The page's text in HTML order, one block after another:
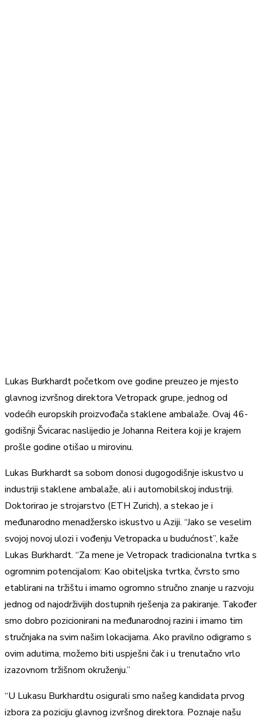
Lukas Burkhardt početkom ove godine preuzeo je mjesto
glavnog izvršnog direktora Vetropack grupe, jednog od
vodećih europskih proizvođača staklene ambalaže. Ovaj 46-
godišnji Švicarac naslijedio je Johanna Reitera koji je krajem
prošle godine otišao u mirovinu.
Lukas Burkhardt sa sobom donosi dugogodišnje iskustvo u
industriji staklene ambalaže, ali i automobilskoj industriji.
Doktorirao je strojarstvo (ETH Zurich), a stekao je i
međunarodno menadžersko iskustvo u Aziji. “Jako se veselim
svojoj novoj ulozi i vođenju Vetropacka u budućnost”, kaže
Lukas Burkhardt. “Za mene je Vetropack tradicionalna tvrtka s
ogromnim potencijalom: Kao obiteljska tvrtka, čvrsto smo
etablirani na tržištu i imamo ogromno stručno znanje u razvoju
jednog od najodrživijih dostupnih rješenja za pakiranje. Također
smo dobro pozicionirani na međunarodnoj razini i imamo tim
stručnjaka na svim našim lokacijama. Ako pravilno odigramo s
ovim adutima, možemo biti uspješni čak i u trenutačno vrlo
izazovnom tržišnom okruženju.”
“U Lukasu Burkhardtu osigurali smo našeg kandidata prvog
izbora za poziciju glavnog izvršnog direktora. Poznaje našu